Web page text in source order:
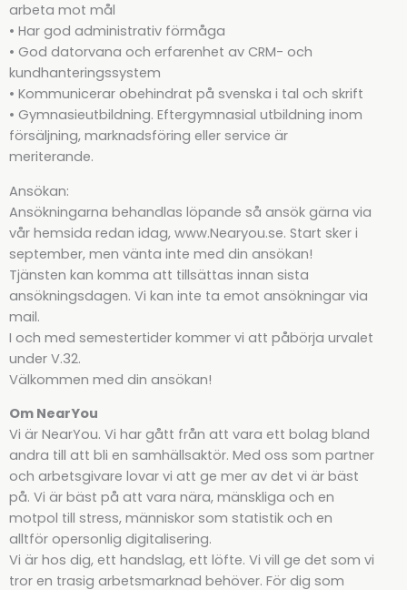
arbeta mot mål
• Har god administrativ förmåga
• God datorvana och erfarenhet av CRM- och
kundhanteringssystem
• Kommunicerar obehindrat på svenska i tal och skrift
• Gymnasieutbildning. Eftergymnasial utbildning inom
försäljning, marknadsföring eller service är
meriterande.
Ansökan:
Ansökningarna behandlas löpande så ansök gärna via
vår hemsida redan idag, www.Nearyou.se. Start sker i
september, men vänta inte med din ansökan!
Tjänsten kan komma att tillsättas innan sista
ansökningsdagen. Vi kan inte ta emot ansökningar via
mail.
I och med semestertider kommer vi att påbörja urvalet
under V.32.
Välkommen med din ansökan!
Om NearYou
Vi är NearYou. Vi har gått från att vara ett bolag bland
andra till att bli en samhällsaktör. Med oss som partner
och arbetsgivare lovar vi att ge mer av det vi är bäst
på. Vi är bäst på att vara nära, mänskliga och en
motpol till stress, människor som statistik och en
alltför opersonlig digitalisering.
Vi är hos dig, ett handslag, ett löfte. Vi vill ge det som vi
tror en trasig arbetsmarknad behöver. För dig som